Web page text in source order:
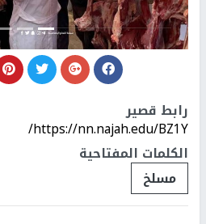
رابط قصير
https://nn.najah.edu/BZ1Y/
الكلمات المفتاحية
مسلخ